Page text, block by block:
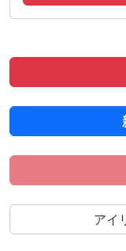
アイ